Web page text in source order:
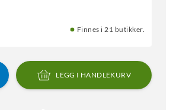
Finnes i 21 butikker.
LEGG I HANDLEKURV